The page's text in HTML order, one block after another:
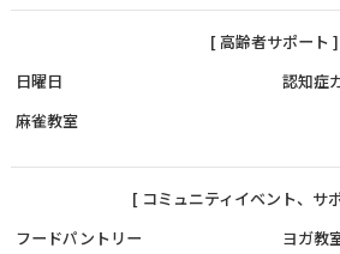
[ 高齢者サポート ]
日曜日
認知症
麻雀教室
[ コミュニティイベント、サ
フードパントリー
ヨガ教